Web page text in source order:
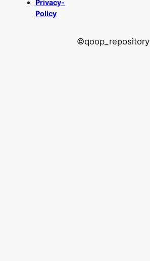
Privacy-
Policy
©qoop_repository